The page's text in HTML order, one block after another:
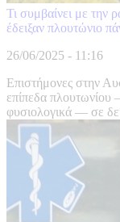
Τι συμβαίνει με την
έδειξαν πλουτώνιο
26/06/2025 - 11:16
Επιστήμονες στην
επίπεδα
φυσιολογικά — σε